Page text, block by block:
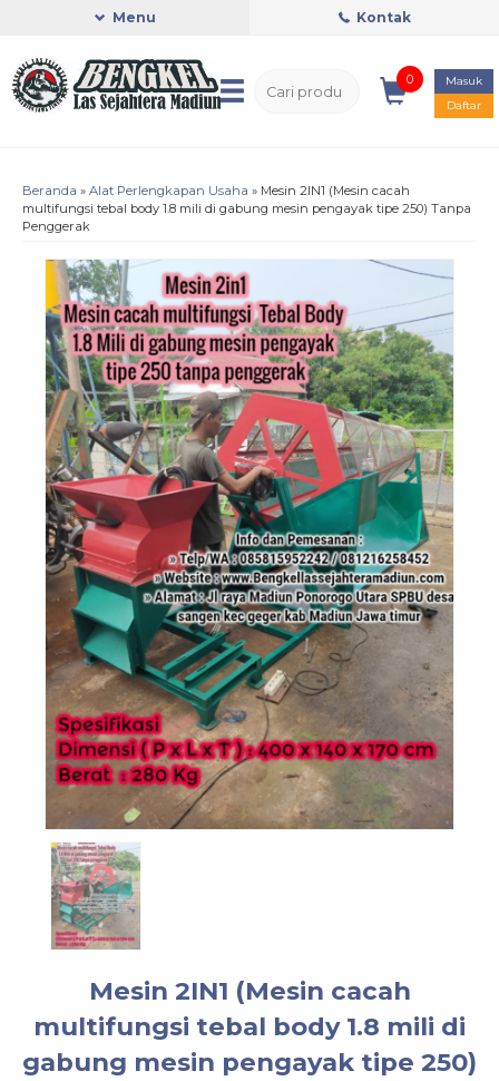
Menu Kontak
0
Masuk
Daftar
Beranda » Alat Perlengkapan Usaha » Mesin 2IN1 (Mesin cacah
multifungsi tebal body 1.8 mili di gabung mesin pengayak tipe 250) Tanpa
Penggerak
Mesin 2IN1 (Mesin cacah
multifungsi tebal body 1.8 mili di
gabung mesin pengayak tipe 250)